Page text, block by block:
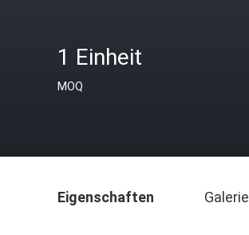
1 Einheit
MOQ
Eigenschaften Galerie